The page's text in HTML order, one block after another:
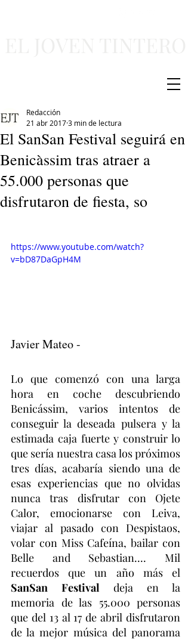
El SanSan Festival seguirá en
Benicàssim tras atraer a
55.000 personas que
disfrutaron de fiesta, so
Redacción
21 abr 20173 min de lectura
https://www.youtube.com/watch?
v=bD87DaGpH4M
Javier Mateo -
Lo que comenzó con una larga
hora en coche descubriendo
Benicássim, varios intentos de
conseguir la deseada pulsera y la
estimada caja fuerte y construir lo
que sería nuestra casa los próximos
tres días, acabaría siendo una de
esas experiencias que no olvidas
nunca tras disfrutar con Ojete
Calor, emocionarse con Leiva,
viajar al pasado con Despistaos,
volar con Miss Cafeína, bailar con
Belle and Sebastian.... Mil
SanSan Festival deja en la
memoria de las 55.000 personas
que del 13 al 17 de abril disfrutaron
de la mejor música del panorama